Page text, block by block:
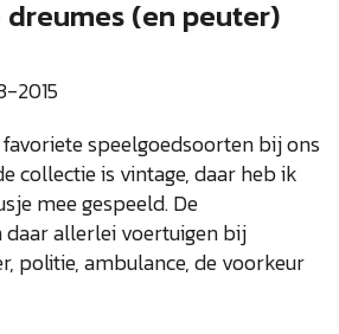
(en peuter)
2015
speelgoedsoorten bij ons
collectie is vintage, daar heb ik
mee gespeeld. De
allerlei voertuigen bij
politie, ambulance, de voorkeur